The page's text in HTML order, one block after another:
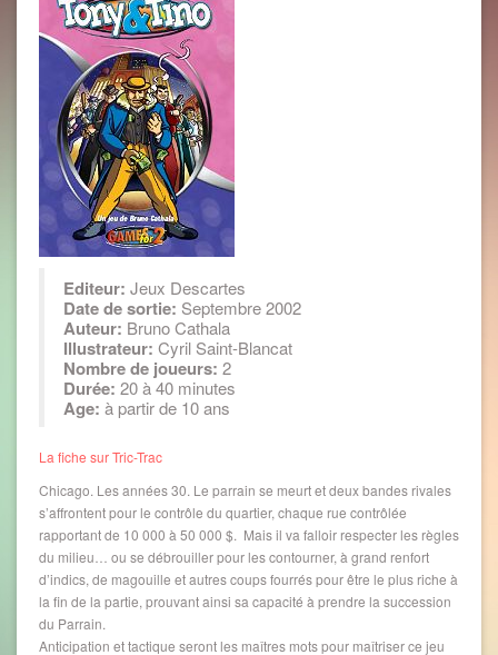
Editeur: Jeux Descartes
Date de sortie: Septembre 2002
Auteur: Bruno Cathala
Illustrateur: Cyril Saint-Blancat
Nombre de joueurs: 2
Durée: 20 à 40 minutes
Age: à partir de 10 ans
La fiche sur Tric-Trac
Chicago. Les années 30. Le parrain se meurt et deux bandes rivales
s’affrontent pour le contrôle du quartier, chaque rue contrôlée
rapportant de 10 000 à 50 000 $. Mais il va falloir respecter les règles
du milieu… ou se débrouiller pour les contourner, à grand renfort
d’indics, de magouille et autres coups fourrés pour être le plus riche à
la fin de la partie, prouvant ainsi sa capacité à prendre la succession
du Parrain.
Anticipation et tactique seront les maîtres mots pour maîtriser ce jeu